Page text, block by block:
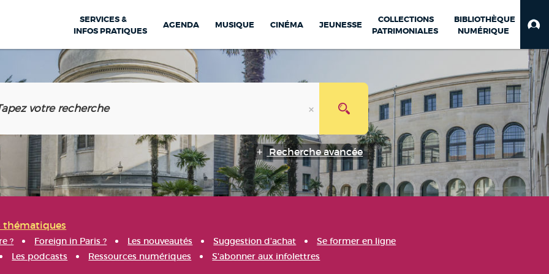
SERVICES &
INFOS PRATIQUES
AGENDA MUSIQUE CINÉMA JEUNESSE
COLLECTIONS
PATRIMONIALES
BIBLIOTHÈQUE
NUMÉRIQUE
Recherche avancée
thématiques
? Foreign in Paris ? Les nouveautés Suggestion d'achat
Se former en ligne
Les podcasts Ressources numériques S'abonner aux infolettres